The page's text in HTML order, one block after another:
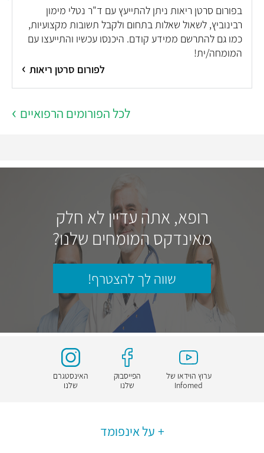
בפורום סרטן ריאות ניתן להתייעץ עם ד"ר נטלי מימון
רבינוביץ, לשאול שאלות בתחום ולקבל תשובות מקצועיות,
כמו גם להתרשם ממידע קודם. היכנסו עכשיו והתייעצו עם
המומחה/ית!
לפורום סרטן ריאות
לכל הפורומים הרפואיים
רופא, אתה עדיין לא חלק
מאינדקס המומחים שלנו?
שווה לך להצטרף!
ערוץ הוידאו של
Infomed
הפייסבוק
שלנו
האינסטגרם
שלנו
על אינפומד